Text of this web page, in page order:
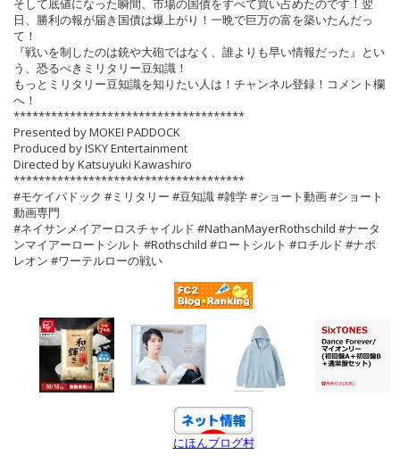
そして底値になった瞬間、市場の国債をすべて買い占めたのです！翌
日、勝利の報が届き国債は爆上がり！一晩で巨万の富を築いたんだっ
て！
『戦いを制したのは銃や大砲ではなく、誰よりも早い情報だった』とい
う、恐るべきミリタリー豆知識！
もっとミリタリー豆知識を知りたい人は！チャンネル登録！コメント欄
へ！
*************************************
Presented by MOKEI PADDOCK
Produced by ISKY Entertainment
Directed by Katsuyuki Kawashiro
*************************************
#モケイパドック #ミリタリー #豆知識 #雑学 #ショート動画 #ショート
動画専門
#ネイサンメイアーロスチャイルド #NathanMayerRothschild #ナータ
ンマイアーロートシルト #Rothschild #ロートシルト #ロチルド #ナポ
レオン #ワーテルローの戦い
にほんブログ村